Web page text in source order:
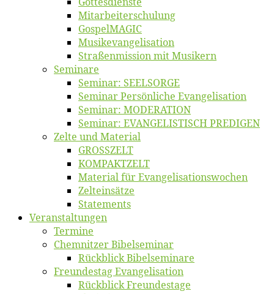
Mitarbeiter­schulung
Gos­pel­MA­GIC
Musikevan­ge­li­sa­tion
Straßenmis­sion mit Musikern
Se­mi­na­re
Se­mi­nar: SEELSORGE
Se­mi­nar Per­sön­li­che Evangelisation
Se­mi­nar: MODERATION
Se­mi­nar: EVANGELISTISCH PREDIGEN
Zel­te und Material
GROSSZELT
KOMPAKTZELT
Ma­te­ri­al für Evangelisationswochen
Zelt­ein­sät­ze
State­ments
Ver­an­stal­tun­gen
Ter­mi­ne
Chemnit­zer Bibelseminar
Rück­blick Bibelseminare
Freun­des­tag Evangelisation
Rück­blick Freundestage